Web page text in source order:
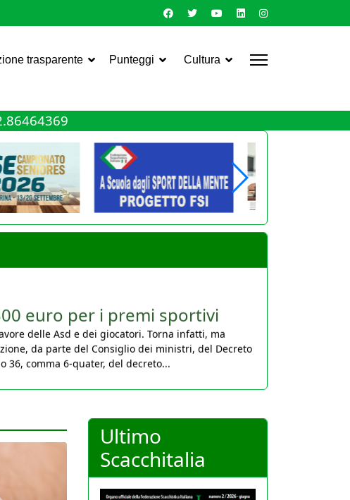
trasparente Punteggi Cultura
delle Asd e dei giocatori. Torna infatti, ma
da parte del Consiglio dei ministri, del Decreto
36, comma 6-quater, del decreto...
Ultimo
Scacchitalia